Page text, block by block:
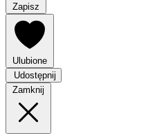
Zapisz
Ulubione
Udostępnij
Zamknij